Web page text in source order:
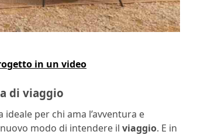
in un video
di viaggio
ideale per chi ama l’avventura e
modo di intendere il viaggio. E in